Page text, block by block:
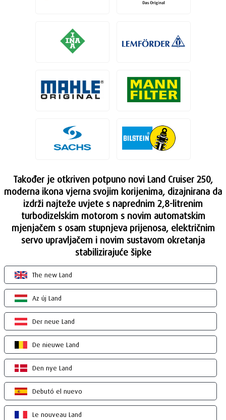
Također je otkriven potpuno novi Land Cruiser 250,
moderna ikona vjerna svojim korijenima, dizajnirana da
izdrži najteže uvjete s naprednim 2,8-litrenim
turbodizelskim motorom s novim automatskim
mjenjačem s osam stupnjeva prijenosa, električnim
servo upravljačem i novim sustavom okretanja
stabilizirajuće šipke
The new Land
Az új Land
Der neue Land
De nieuwe Land
Den nye Land
Debutó el nuevo
Le nouveau Land